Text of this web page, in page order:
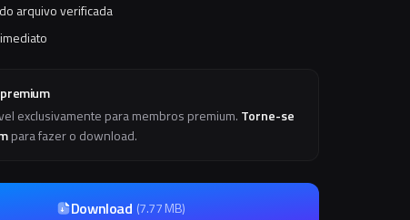
arquivo verificada
exclusivamente para membros premium. Torne-se
para fazer o download.
Download (7.77 MB)